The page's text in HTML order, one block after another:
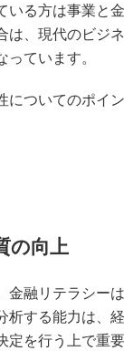
いる方は事業と
は、現代のビジ
ています。
についてのポイ
の向上
金融リテラシー
析する能力は、
定を行う上で重